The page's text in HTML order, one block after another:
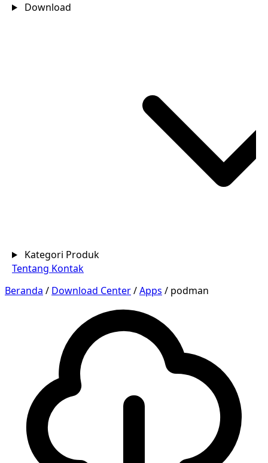
Download
Kategori Produk
Tentang Kontak
Beranda / Download Center/Apps / podman